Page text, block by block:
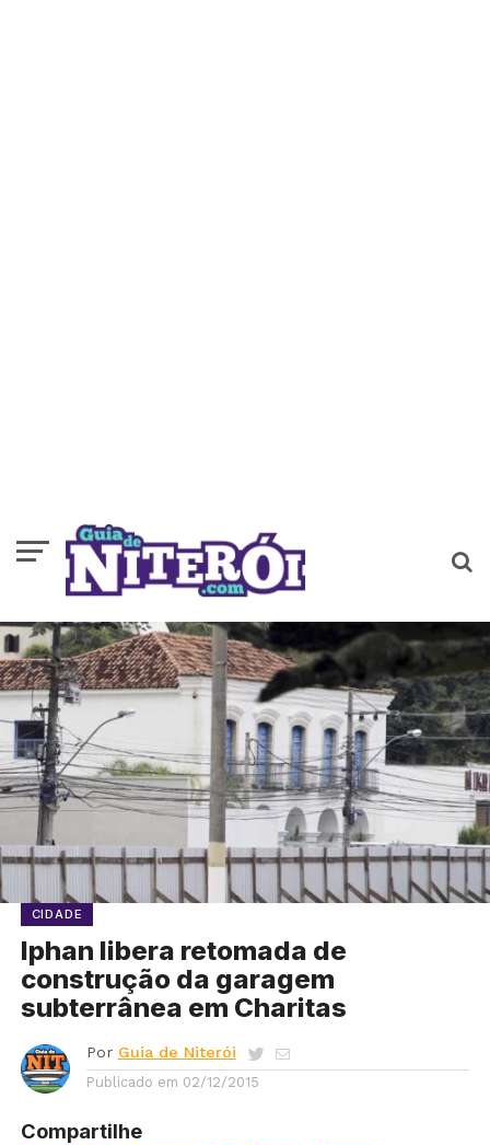
CIDADE
Iphan libera retomada de
construção da garagem
subterrânea em Charitas
Por Guia de Niterói
Publicado em 02/12/2015
Compartilhe